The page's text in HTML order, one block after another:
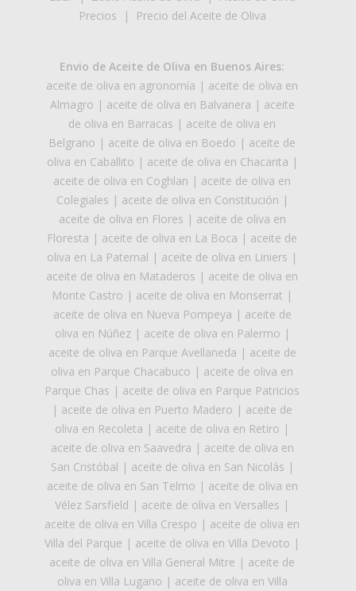
Precios | Precio del Aceite de Oliva
Envio de Aceite de Oliva en Buenos Aires:
aceite de oliva en agronomía | aceite de oliva en
Almagro | aceite de oliva en Balvanera | aceite
de oliva en Barracas | aceite de oliva en
Belgrano | aceite de oliva en Boedo | aceite de
oliva en Caballito | aceite de oliva en Chacarita |
aceite de oliva en Coghlan | aceite de oliva en
Colegiales | aceite de oliva en Constitución |
aceite de oliva en Flores | aceite de oliva en
Floresta | aceite de oliva en La Boca | aceite de
oliva en La Paternal | aceite de oliva en Liniers |
aceite de oliva en Mataderos | aceite de oliva en
Monte Castro | aceite de oliva en Monserrat |
aceite de oliva en Nueva Pompeya | aceite de
oliva en Núñez| aceite de oliva en Palermo |
aceite de oliva en Parque Avellaneda | aceite de
oliva en Parque Chacabuco | aceite de oliva en
Parque Chas | aceite de oliva en Parque Patricios
| aceite de oliva en Puerto Madero | aceite de
oliva en Recoleta | aceite de oliva en Retiro |
aceite de oliva en Saavedra | aceite de oliva en
San Cristóbal | aceite de oliva en San Nicolás |
aceite de oliva en San Telmo | aceite de oliva en
Vélez Sarsfield | aceite de oliva en Versalles |
aceite de oliva en Villa Crespo | aceite de oliva en
Villa del Parque | aceite de oliva en Villa Devoto |
aceite de oliva en Villa General Mitre | aceite de
oliva en Villa Lugano | aceite de oliva en Villa